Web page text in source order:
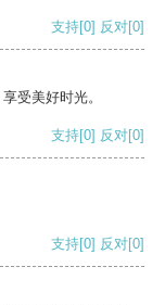
支持[0] 反对[0]
受美好时光。
支持[0] 反对[0]
支持[0] 反对[0]